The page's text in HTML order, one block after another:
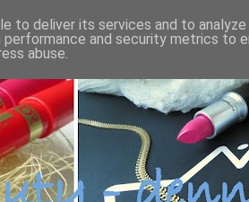
to deliver its services and to
and security metrics to
abuse.